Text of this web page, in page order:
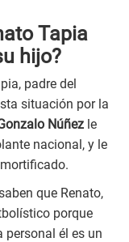
Tapia
hijo?
padre del
situación por la
Núñez le
nacional, y le
que Renato,
porque
personal él es un